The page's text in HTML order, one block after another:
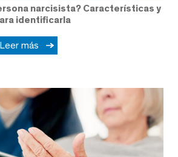
narcisista? Características y
identificarla
Leer más